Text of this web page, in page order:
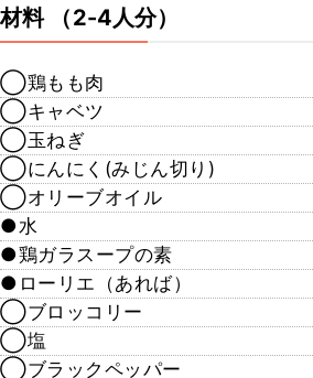
材料 （2-4人分）
◯鶏もも肉
◯キャベツ
◯玉ねぎ
◯にんにく(みじん切り)
◯オリーブオイル
●水
●鶏ガラスープの素
●ローリエ（あれば）
◯ブロッコリー
◯塩
◯ブラックペッパー